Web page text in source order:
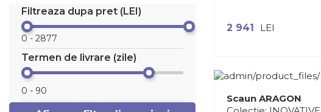
Filtreaza dupa pret (LEI)
Termen de livrare (zile)
2 941 LEI
Scaun ARAGON